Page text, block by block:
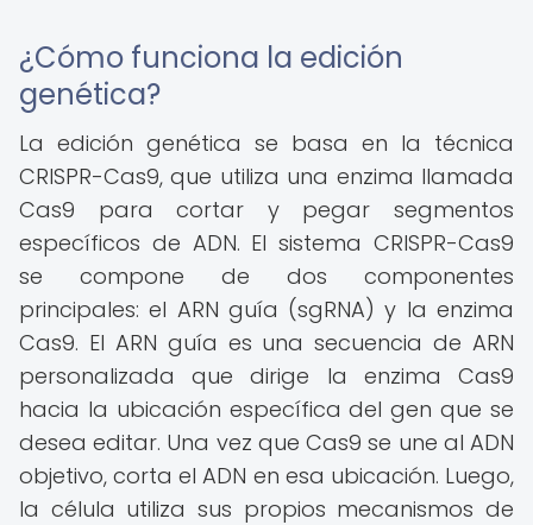
¿Cómo funciona la edición
genética?
La edición genética se basa en la técnica
CRISPR-Cas9, que utiliza una enzima llamada
Cas9 para cortar y pegar segmentos
específicos de ADN. El sistema CRISPR-Cas9
se compone de dos componentes
principales: el ARN guía (sgRNA) y la enzima
Cas9. El ARN guía es una secuencia de ARN
personalizada que dirige la enzima Cas9
hacia la ubicación específica del gen que se
desea editar. Una vez que Cas9 se une al ADN
objetivo, corta el ADN en esa ubicación. Luego,
la célula utiliza sus propios mecanismos de